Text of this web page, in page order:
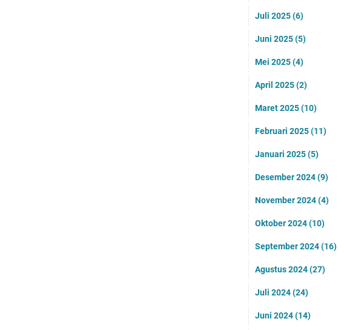
Juli 2025(6)
Juni 2025(5)
Mei 2025(4)
April 2025(2)
Maret 2025(10)
Februari 2025(11)
Januari 2025(5)
Desember 2024(9)
November 2024(4)
Oktober 2024(10)
September 2024(16)
Agustus 2024(27)
Juli 2024(24)
Juni 2024(14)